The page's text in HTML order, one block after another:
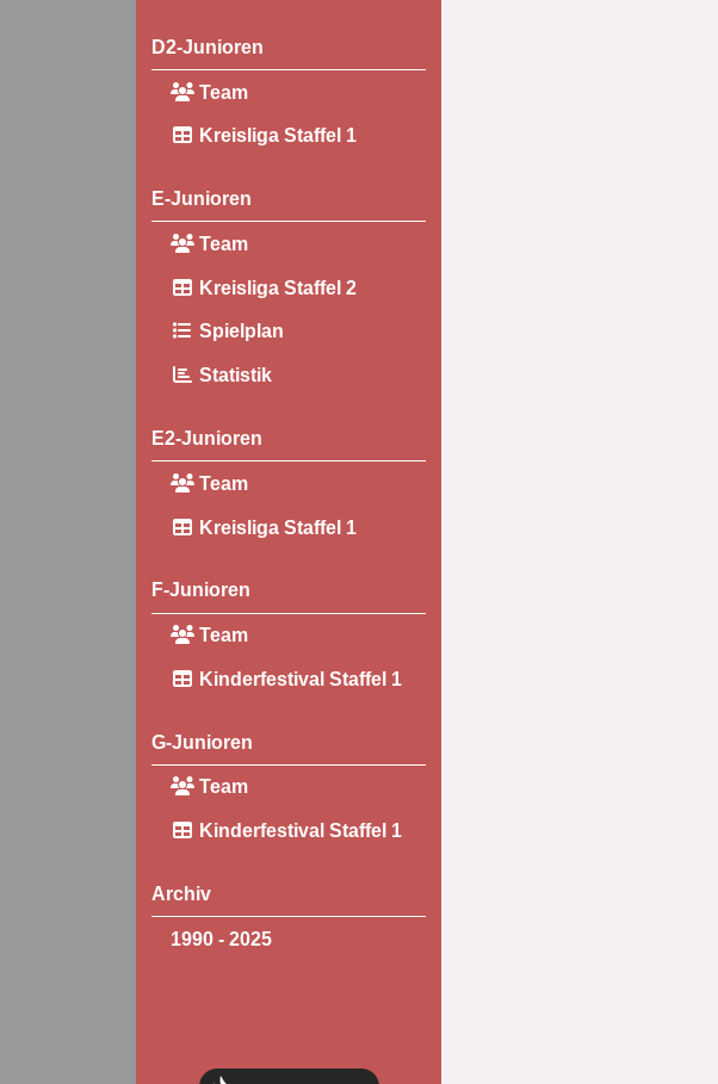
D2-Junioren
Team
Kreisliga Staffel 1
E-Junioren
Team
Kreisliga Staffel 2
Spielplan
Statistik
E2-Junioren
Team
Kreisliga Staffel 1
F-Junioren
Team
Kinderfestival Staffel 1
G-Junioren
Team
Kinderfestival Staffel 1
Archiv
1990 - 2025